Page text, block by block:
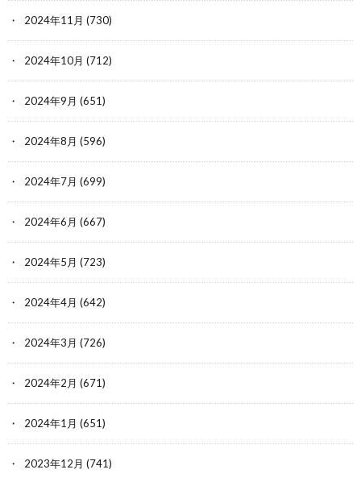
2024年11月 (730)
2024年10月 (712)
2024年9月 (651)
2024年8月 (596)
2024年7月 (699)
2024年6月 (667)
2024年5月 (723)
2024年4月 (642)
2024年3月 (726)
2024年2月 (671)
2024年1月 (651)
2023年12月 (741)